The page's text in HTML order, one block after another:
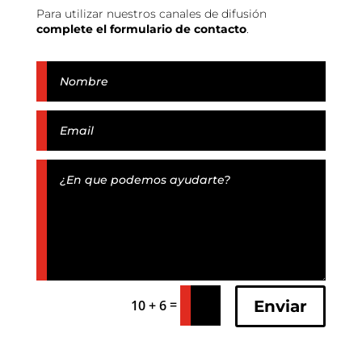
Para utilizar nuestros canales de difusión
complete el formulario de contacto.
10 + 6= Enviar